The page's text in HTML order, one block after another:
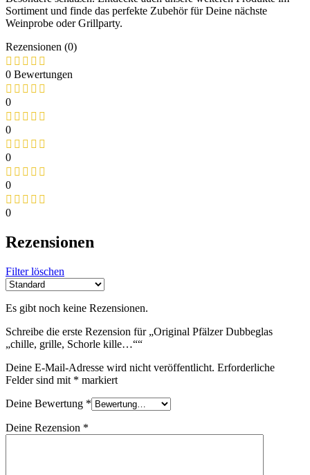
Sortiment und finde das perfekte Zubehör für Deine nächste
Weinprobe oder Grillparty.
Rezensionen (0)
0 Bewertungen
0
0
0
0
0
Rezensionen
Filter löschen
Es gibt noch keine Rezensionen.
Schreibe die erste Rezension für „Original Pfälzer Dubbeglas
„chille, grille, Schorle kille…““
Deine E-Mail-Adresse wird nicht veröffentlicht. Erforderliche
Felder sind mit * markiert
Deine Bewertung *
Deine Rezension *